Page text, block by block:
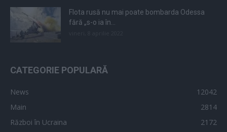
Flota rusă nu mai poate bombarda Odessa
fără „s-o ia în...
CATEGORIE POPULARĂ
News
12042
Main
2814
Război în Ucraina
2172